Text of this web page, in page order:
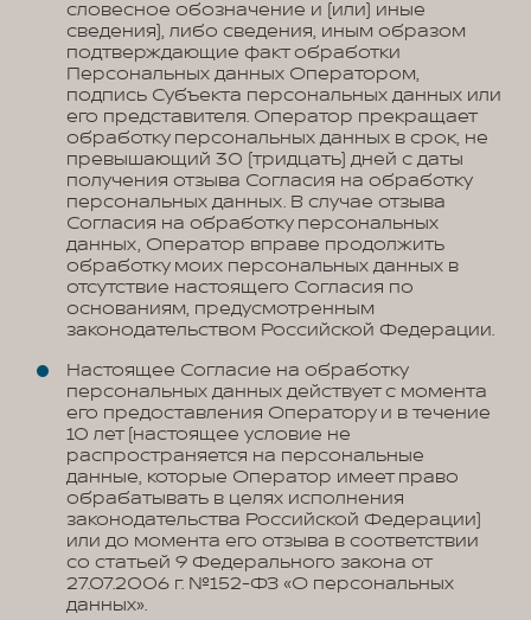
словесное обозначение и (или) иные
сведения), либо сведения, иным образом
подтверждающие факт обработки
Персональных данных Оператором,
подпись Субъекта персональных данных или
его представителя. Оператор прекращает
обработку персональных данных в срок, не
превышающий 30 (тридцать) дней с даты
получения отзыва Согласия на обработку
персональных данных. В случае отзыва
Согласия на обработку персональных
данных, Оператор вправе продолжить
обработку моих персональных данных в
отсутствие настоящего Согласия по
основаниям, предусмотренным
законодательством Российской Федерации.
Настоящее Согласие на обработку
персональных данных действует с момента
его предоставления Оператору и в течение
10 лет (настоящее условие не
распространяется на персональные
данные, которые Оператор имеет право
обрабатывать в целях исполнения
законодательства Российской Федерации)
или до момента его отзыва в соответствии
со статьей 9 Федерального закона от
27.07.2006 г. №152-ФЗ «О персональных
данных».